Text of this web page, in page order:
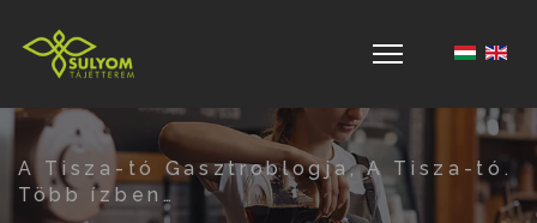
A Tisza-tó Gasztroblogja, A Tisza-tó.
Több ízben…